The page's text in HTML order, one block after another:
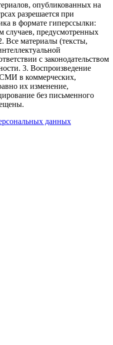
опубликованных на
разрешается при
в формате гиперссылки:
случаев, предусмотренных
Все материалы (тексты,
с законодательством
3. Воспроизведение
в коммерческих,
их изменение,
без письменного
данных